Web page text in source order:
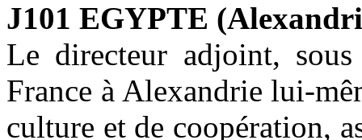
J101 EGYPTE
Le directeur adjoint,
France à Alexandrie lui-
culture et de coopération,